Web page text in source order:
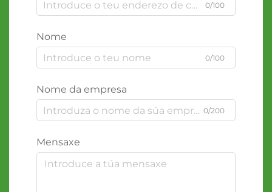
0/100
Nome
0/100
Nome da empresa
0/200
Mensaxe